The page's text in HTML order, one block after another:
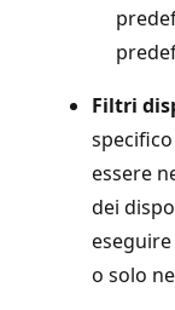
Filtri
essere
dei
o solo